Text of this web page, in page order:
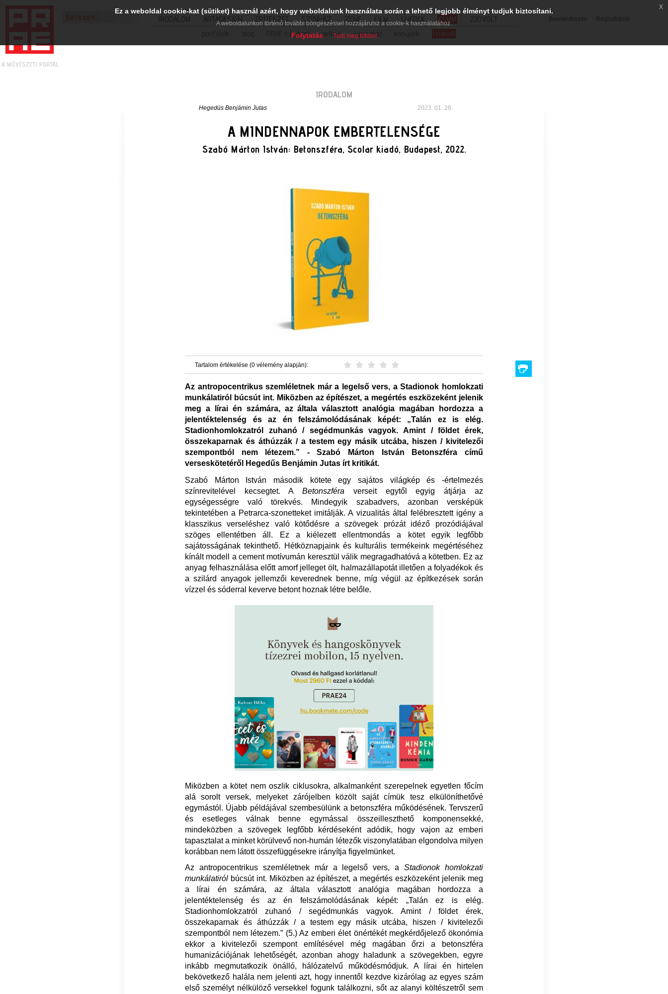
Bejelentkezés Regisztráció
IRODALOM ART&DESIGN ÉPÍTÉSZET SZÍNHÁZ ZENE FILM GYEREK KSMM
220VOLT
portfóliók
blog PRAE folyóirat petíció lapcsalád könyvek hírlevél
IRODALOM
Hegedüs Benjámin Jutas 2023. 01. 26.
A MINDENNAPOK EMBERTELENSÉGE
Szabó Márton István: Betonszféra, Scolar kiadó, Budapest, 2022.
Tartalom értékelése (0 vélemény alapján):
Az antropocentrikus szemléletnek már a legelső vers, a Stadionok homlokzati
munkálatiról búcsút int. Miközben az építészet, a megértés eszközeként jelenik
meg a lírai én számára, az általa választott analógia magában hordozza a
jelentéktelenség és az én felszámolódásának képét: „Talán ez is elég.
Stadionhomlokzatról zuhanó / segédmunkás vagyok. Amint / földet érek,
összekaparnak és áthúzzák / a testem egy másik utcába, hiszen / kivitelezői
szempontból nem létezem.” - Szabó Márton István Betonszféra című
verseskötetéről Hegedűs Benjámin Jutas írt kritikát.
Szabó Márton István második kötete egy sajátos világkép és -értelmezés
színrevitelével kecsegtet. ABetonszféra verseit egytől egyig átjárja az
egységességre való törekvés. Mindegyik szabadvers, azonban versképük
tekintetében a Petrarca-szonetteket imitálják. A vizualitás által felébresztett igény a
klasszikus verseléshez való kötődésre a szövegek prózát idéző prozódiájával
szöges ellentétben áll. Ez a kiélezett ellentmondás a kötet egyik legfőbb
sajátosságának tekinthető. Hétköznapjaink és kulturális termékeink megértéséhez
kínált modell a cement motívumán keresztül válik megragadhatóvá a kötetben. Ez az
anyag felhasználása előtt amorf jelleget ölt, halmazállapotát illetően a folyadékok és
a szilárd anyagok jellemzői keverednek benne, míg végül az építkezések során
vízzel és sóderral keverve betont hoznak létre belőle.
Miközben a kötet nem oszlik ciklusokra, alkalmanként szerepelnek egyetlen főcím
alá sorolt versek, melyeket zárójelben közölt saját címük tesz elkülöníthetővé
egymástól. Újabb példájával szembesülünk a betonszféra működésének. Tervszerű
és esetleges válnak benne egymással összeilleszthető komponensekké,
mindeközben a szövegek legfőbb kérdéseként adódik, hogy vajon az emberi
tapasztalat a minket körülvevő non-humán létezők viszonylatában elgondolva milyen
korábban nem látott összefüggésekre irányítja figyelmünket.
Az antropocentrikus szemléletnek már a legelső vers, aStadionok homlokzati
munkálatirólbúcsút int. Miközben az építészet, a megértés eszközeként jelenik meg
a lírai én számára, az általa választott analógia magában hordozza a
jelentéktelenség és az én felszámolódásának képét: „Talán ez is elég.
Stadionhomlokzatról zuhanó / segédmunkás vagyok. Amint / földet érek,
összekaparnak és áthúzzák / a testem egy másik utcába, hiszen / kivitelezői
szempontból nem létezem.” (5.) Az emberi élet önértékét megkérdőjelező ökonómia
ekkor a kivitelezői szempont említésével még magában őrzi a betonszféra
humanizációjának lehetőségét, azonban ahogy haladunk a szövegekben, egyre
inkább megmutatkozik önálló, hálózatelvű működésmódjuk. A lírai én hirtelen
bekövetkező halála nem jelenti azt, hogy innentől kezdve kizárólag az egyes szám
első személyt nélkülöző versekkel fogunk találkozni, sőt az alanyi költészetről sem
Ez a weboldal cookie-kat (sütiket) használ azért, hogy weboldalunk használata során a lehető legjobb élményt tudjuk biztosítani.
A weboldalunkon történő további böngészéssel hozzájárulsz a cookie-k használatához.
Folytatás Tudj meg többet
x